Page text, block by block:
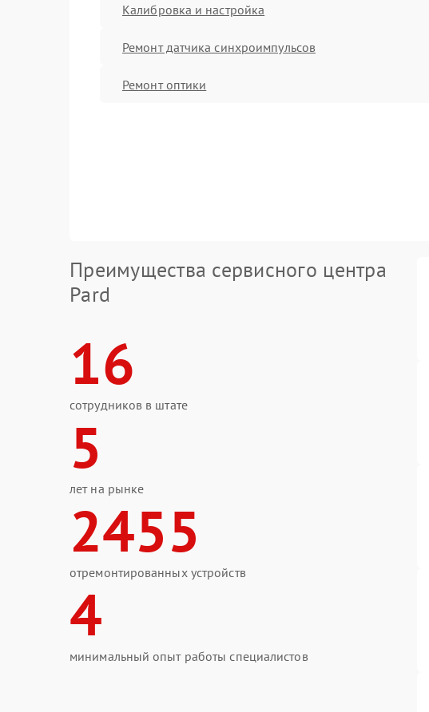
Калибровка и настройка
Ремонт датчика синхроимпульсов
Ремонт оптики
Преимущества сервисного центра
Pard
16
сотрудников в штате
5
лет на рынке
2455
отремонтированных устройств
4
минимальный опыт работы специалистов